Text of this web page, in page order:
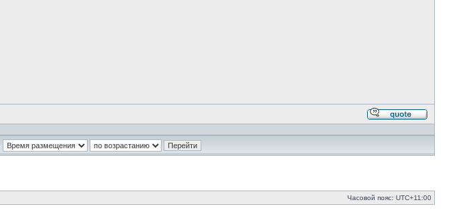
Часовой пояс: UTC+11:00